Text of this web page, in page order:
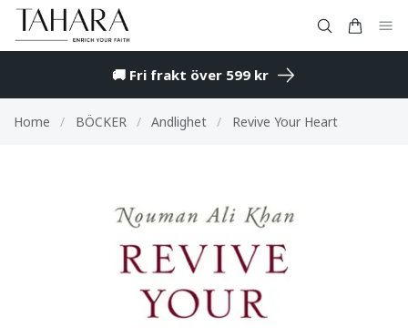
🚚 Fri frakt över 599 kr
Home / BÖCKER / Andlighet / Revive Your Heart